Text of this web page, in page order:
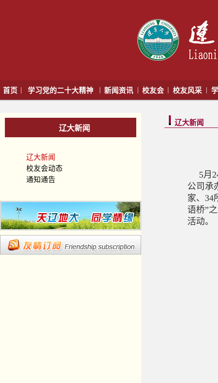
首页 | 学习党的二十大精神 | 新闻资讯 | 校友会 | 校友风采 |
辽大新闻
辽大新闻
校友会动态
通知通告
辽大新闻
5月
公司承
家、34
语桥”
活动。